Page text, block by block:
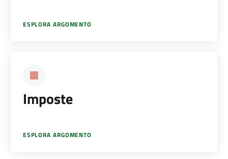
ESPLORA ARGOMENTO
Imposte
ESPLORA ARGOMENTO